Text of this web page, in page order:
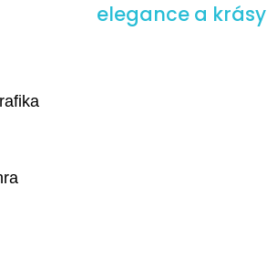
elegance a krásy